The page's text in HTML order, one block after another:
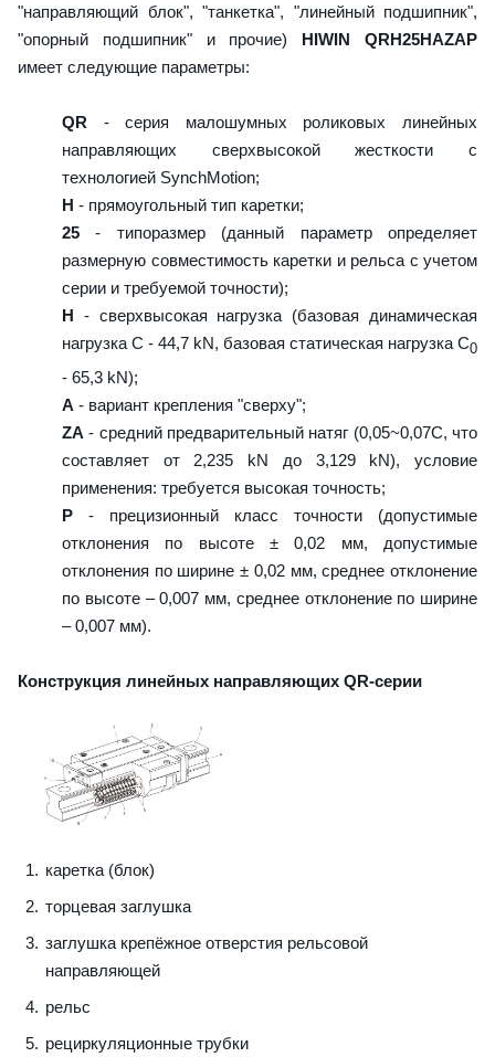
"направляющий блок", "танкетка", "линейный подшипник",
"опорный подшипник" и прочие) HIWIN QRH25HAZAP
имеет следующие параметры:
QR - серия малошумных роликовых линейных
направляющих сверхвысокой жесткости с
технологией SynchMotion;
H - прямоугольный тип каретки;
25 - типоразмер (данный параметр определяет
размерную совместимость каретки и рельса с учетом
серии и требуемой точности);
H - сверхвысокая нагрузка (базовая динамическая
нагрузка C - 44,7 kN, базовая статическая нагрузка С0
- 65,3 kN);
A - вариант крепления "сверху";
ZA - средний предварительный натяг (0,05~0,07C, что
составляет от 2,235 kN до 3,129 kN), условие
применения: требуется высокая точность;
P - прецизионный класс точности (допустимые
отклонения по высоте ± 0,02 мм, допустимые
отклонения по ширине ± 0,02 мм, среднее отклонение
по высоте – 0,007 мм, среднее отклонение по ширине
– 0,007 мм).
Конструкция линейных направляющих QR-серии
каретка (блок)
торцевая заглушка
заглушка крепёжное отверстия рельсовой
направляющей
рельс
рециркуляционные трубки